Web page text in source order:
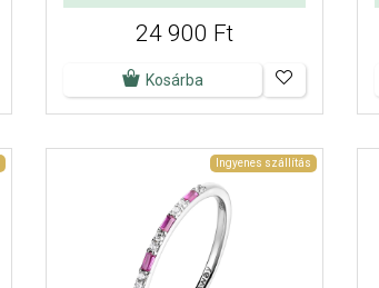
24 900 Ft
Kosárba
Ingyenes szállítás